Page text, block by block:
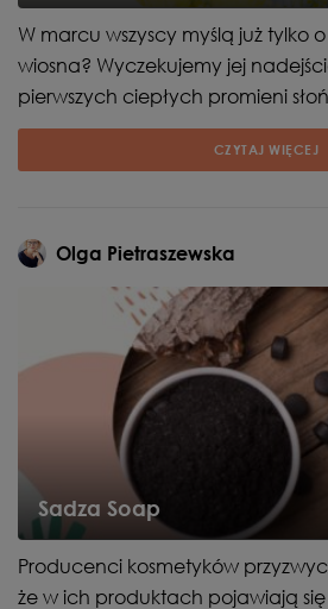
W marcu wszyscy myślą już tylko
wiosna? Wyczekujemy jej
pierwszych ciepłych promieni
CZYTAJ WIĘCEJ
Sadza Soap
Producenci kosmetyków
że w ich produktach pojawiają
Olga Pietraszewska